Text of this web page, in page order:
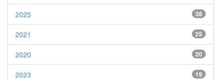
38
2025
25
2021
20
2020
19
2023